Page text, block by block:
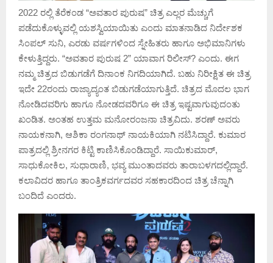
2022 ರಲ್ಲಿ ತೆರೆಕಂಡ “ಅವತಾರ ಪುರುಷ” ಚಿತ್ರ ಎಲ್ಲರ ಮೆಚ್ಚುಗೆ
ಪಡೆದುಕೊಳ್ಳುವಲ್ಲಿ ಯಶಸ್ವಿಯಾಯಿತು ಎಂದು ಮಾತನಾಡಿದ ನಿರ್ದೇಶಕ
ಸಿಂಪಲ್ ಸುನಿ, ಎರಡು ವರ್ಷಗಳಿಂದ ಸ್ನೇಹಿತರು ಹಾಗೂ ಅಭಿಮಾನಿಗಳು
ಕೇಳುತ್ತಿದ್ದರು. “ಅವತಾರ ಪುರುಷ 2” ಯಾವಾಗ ರಿಲೀಸ್? ಎಂದು. ಈಗ
ನಮ್ಮ ಚಿತ್ರದ ಬಿಡುಗಡೆಗೆ ದಿನಾಂಕ ನಿಗದಿಯಾಗಿದೆ. ಬಹು ನಿರೀಕ್ಷಿತ ಈ ಚಿತ್ರ
ಇದೇ 22ರಂದು ರಾಜ್ಯಾದ್ಯಂತ ಬಿಡುಗಡೆಯಾಗುತ್ತಿದೆ. ಚಿತ್ರದ ಮೊದಲ ಭಾಗ
ನೋಡಿದವರಿಗು ಹಾಗೂ ನೋಡದವರಿಗೂ ಈ ಚಿತ್ರ ಇಷ್ಟವಾಗುವುದಂತು
ಖಂಡಿತ. ಅಂತಹ ಉತ್ತಮ ಮನೋರಂಜನಾ ಚಿತ್ರವಿದು. ಶರಣ್ ಅವರು
ನಾಯಕನಾಗಿ, ಆಶಿಕಾ ರಂಗನಾಥ್ ನಾಯಕಿಯಾಗಿ ನಟಿಸಿದ್ದಾರೆ. ಕುಮಾರ
ಪಾತ್ರದಲ್ಲಿ ಶ್ರೀನಗರ ಕಿಟ್ಟಿ ಕಾಣಿಸಿಕೊಂಡಿದ್ದಾರೆ. ಸಾಯಿಕುಮಾರ್,
ಸಾಧುಕೋಕಿಲ, ಸುಧಾರಾಣಿ, ಭವ್ಯ ಮುಂತಾದವರು ತಾರಾಬಳಗದಲ್ಲಿದ್ದಾರೆ.
ಕಲಾವಿದರ ಹಾಗೂ ತಾಂತ್ರಿಕವರ್ಗದವರ ಸಹಕಾರದಿಂದ ಚಿತ್ರ ಚೆನ್ನಾಗಿ
ಬಂದಿದೆ ಎಂದರು.